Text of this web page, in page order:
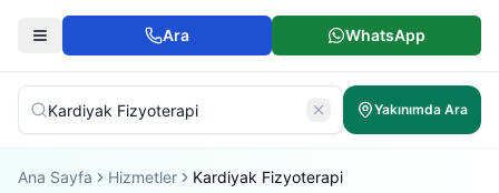
Ara WhatsApp
Yakınımda Ara
Ana Sayfa Hizmetler Kardiyak Fizyoterapi